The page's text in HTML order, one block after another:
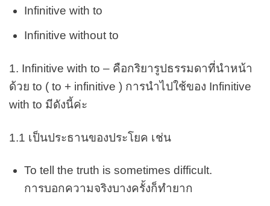
Infinitive with to
Infinitive without to
1. Infinitive with to – คือกริยารูปธรรมดาที่นำหน้า
ด้วย to ( to + infinitive ) การนำไปใช้ของ Infinitive
with to มีดังนี้ค่ะ
1.1 เป็นประธานของประโยค เช่น
To tell the truth is sometimes difficult.
การบอกความจริงบางครั้งก็ทำยาก